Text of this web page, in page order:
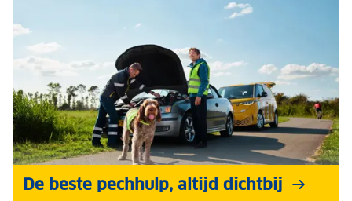
De beste pechhulp, altijd dichtbij